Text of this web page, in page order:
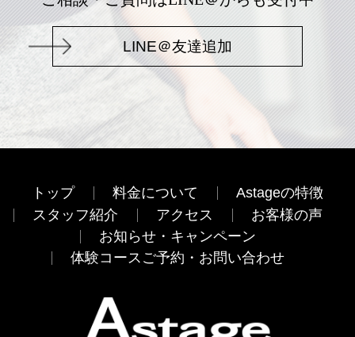
LINE＠友達追加
トップ 料金について
Astageの特徴
スタッフ紹介
アクセス
お客様の声
お知らせ・キャンペーン
体験コースご予約・お問い合わせ